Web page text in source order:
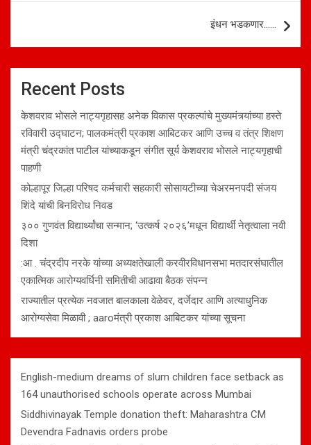
इंधन भडकणार……
Recent Posts
केशवराव भोसले नाट्यगृहासह अनेक विकास प्रकल्पांचे मुख्यमंत्र्यांच्या हस्ते
रविवारी उद्घाटन; पालकमंत्री प्रकाश आबिटकर आणि उच्च व तंत्र शिक्षण
मंत्री चंद्रकांत पाटील यांच्याकडून संगीत सूर्य केशवराव भोसले नाट्यगृहाची
पाहणी
कोल्हापूर जिल्हा परिषद कर्मचारी सहकारी सोसायटीच्या चेअरमनपदी संजय
शिंदे यांची बिनविरोध निवड
३०० गुणवंत विद्यार्थ्यांचा सन्मान; ‘उत्कर्ष २०२६’मधून विद्यार्थी नेतृत्वाला नवी
दिशा
:आ . चंद्रदीप नरके यांच्या अध्यक्षतेखाली करवीरविधानसभा मतदारसंघातील
एकात्मिक आरोग्यवर्धिनी समितीची आढावा बैठक संपन्न
राज्यातील प्रत्येक नवजात बालकाला वेळेवर, दर्जेदार आणि अत्याधुनिक
आरोग्यसेवा मिळावी ; aaroमंत्री प्रकाश आबिटकर यांच्या सूचना
English-medium dreams of slum children face setback as
164 unauthorised schools operate across Mumbai
Siddhivinayak Temple donation theft: Maharashtra CM
Devendra Fadnavis orders probe